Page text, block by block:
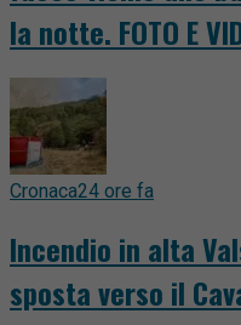
la notte. FOTO E
Cronaca24 ore fa
Incendio in alta
sposta verso il